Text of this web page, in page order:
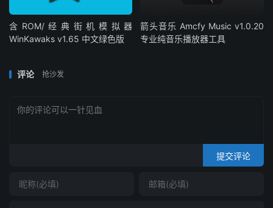
含ROM/经典街机模拟器
WinKawaks v1.65 中文绿色版
箭头音乐 Amcfy Music v1.0.20
专业纯音乐播放器工具
评论 抢沙发
提交评论